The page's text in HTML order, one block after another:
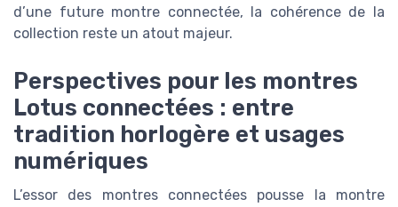
d’une future montre connectée, la cohérence de la
collection reste un atout majeur.
Perspectives pour les montres
Lotus connectées : entre
tradition horlogère et usages
numériques
L’essor des montres connectées pousse la montre